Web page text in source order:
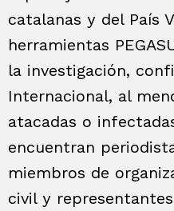
catalanas y del País
herramientas
la investigación,
Internacional, al
atacadas o
encuentran
miembros de
civil y